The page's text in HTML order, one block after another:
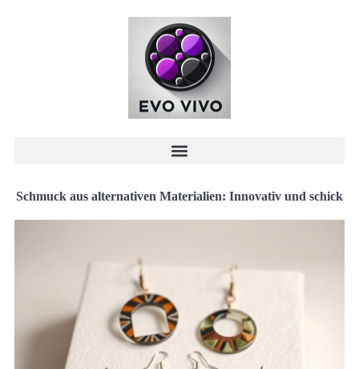
Schmuck aus alternativen Materialien: Innovativ und schick